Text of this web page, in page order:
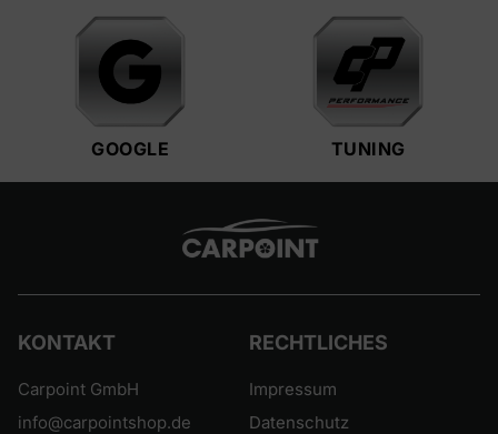
GOOGLE TUNING
KONTAKT
Carpoint GmbH
info@carpointshop.de
RECHTLICHES
Impressum
Datenschutz